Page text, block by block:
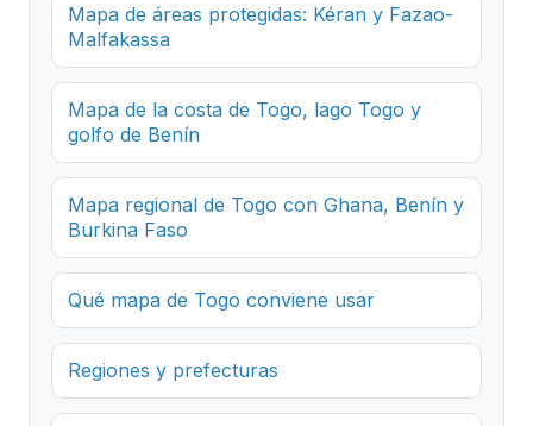
Mapa de áreas protegidas: Kéran y Fazao-
Malfakassa
Mapa de la costa de Togo, lago Togo y
golfo de Benín
Mapa regional de Togo con Ghana, Benín y
Burkina Faso
Qué mapa de Togo conviene usar
Regiones y prefecturas